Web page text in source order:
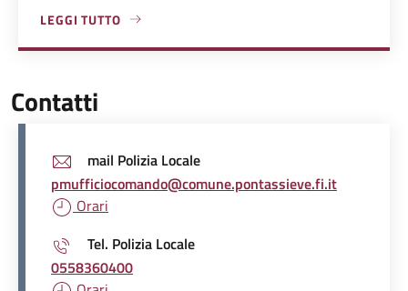
LEGGI TUTTO
A PROPOSITO DI POLIZIA LOCALE
Contatti
mail Polizia Locale
pmufficiocomando@comune.pontassieve.fi.it
Orari
Tel. Polizia Locale
0558360400